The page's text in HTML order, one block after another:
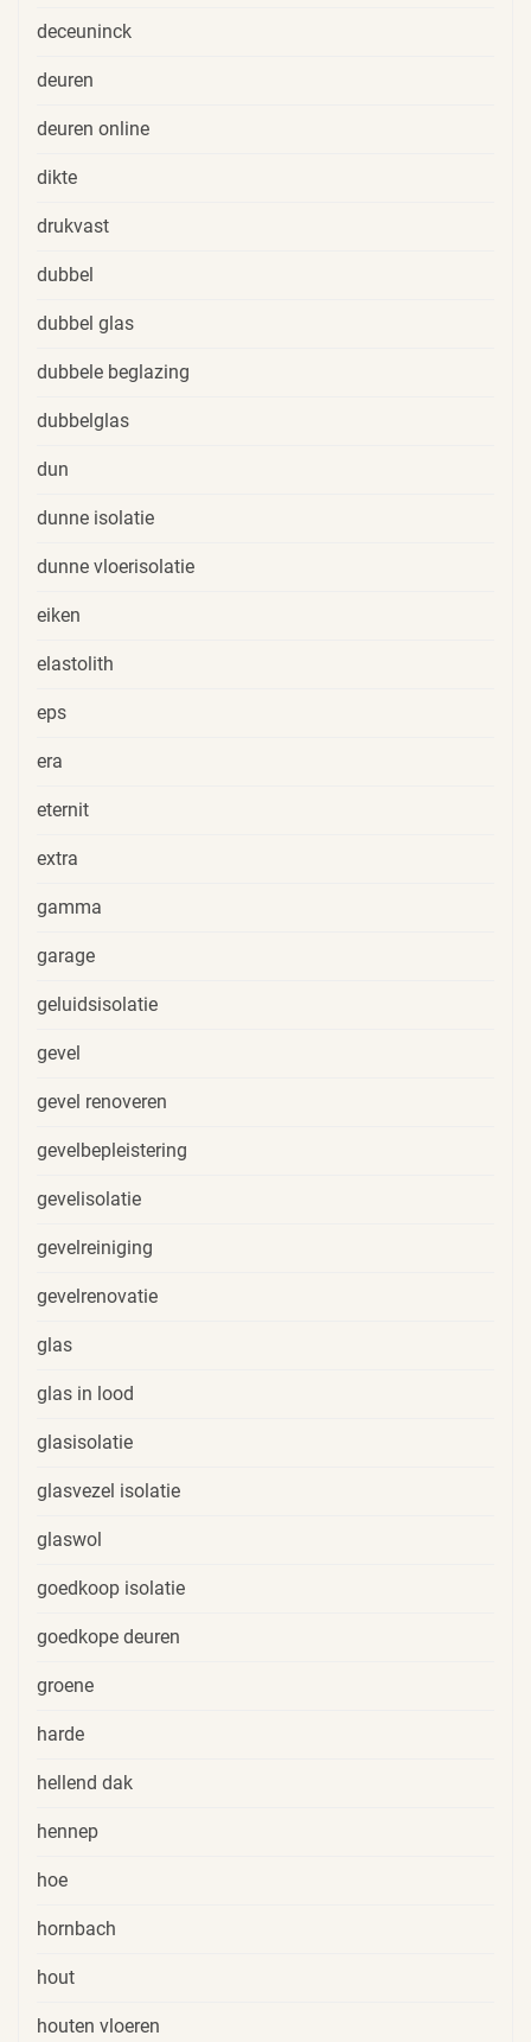
deceuninck
deuren
deuren online
dikte
drukvast
dubbel
dubbel glas
dubbele beglazing
dubbelglas
dun
dunne isolatie
dunne vloerisolatie
eiken
elastolith
eps
era
eternit
extra
gamma
garage
geluidsisolatie
gevel
gevel renoveren
gevelbepleistering
gevelisolatie
gevelreiniging
gevelrenovatie
glas
glas in lood
glasisolatie
glasvezel isolatie
glaswol
goedkoop isolatie
goedkope deuren
groene
harde
hellend dak
hennep
hoe
hornbach
hout
houten vloeren